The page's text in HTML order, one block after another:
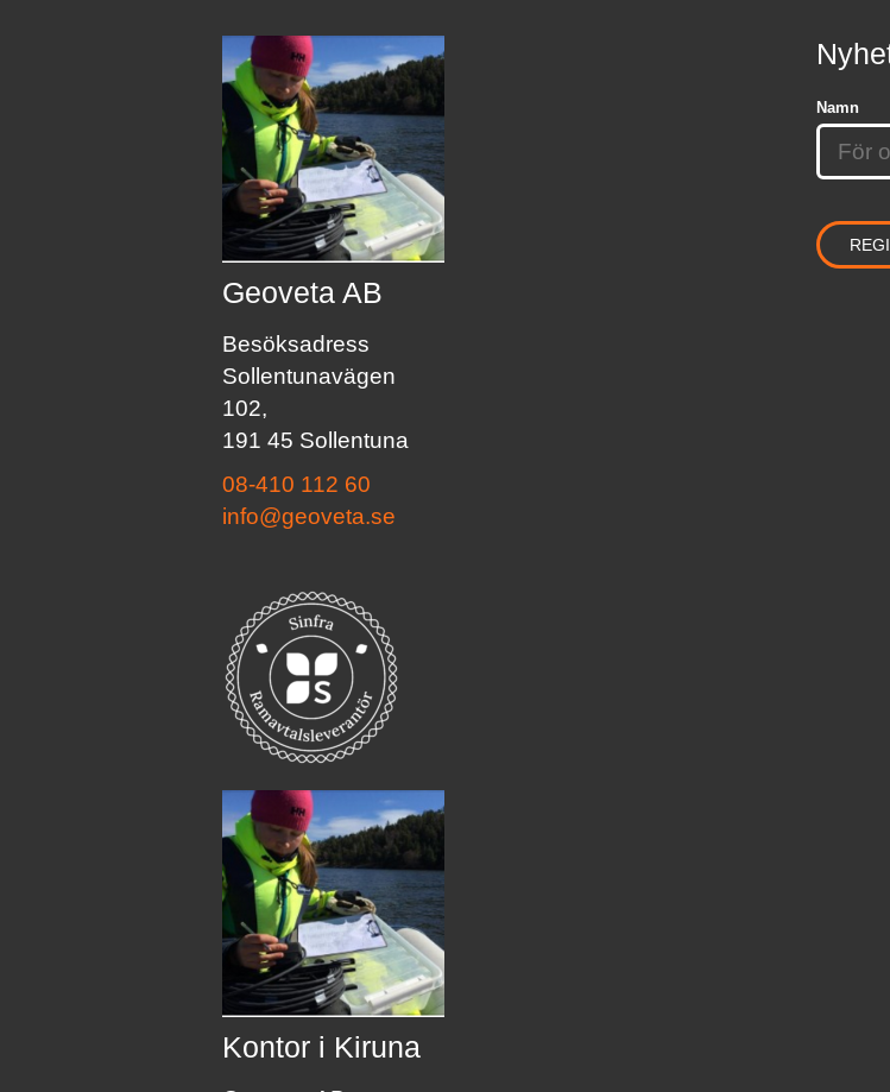
Geoveta AB
Besöksadress
Sollentunavägen
102,
191 45 Sollentuna
08-410 112 60
info@geoveta.se
Kontor i Kiruna
Namn